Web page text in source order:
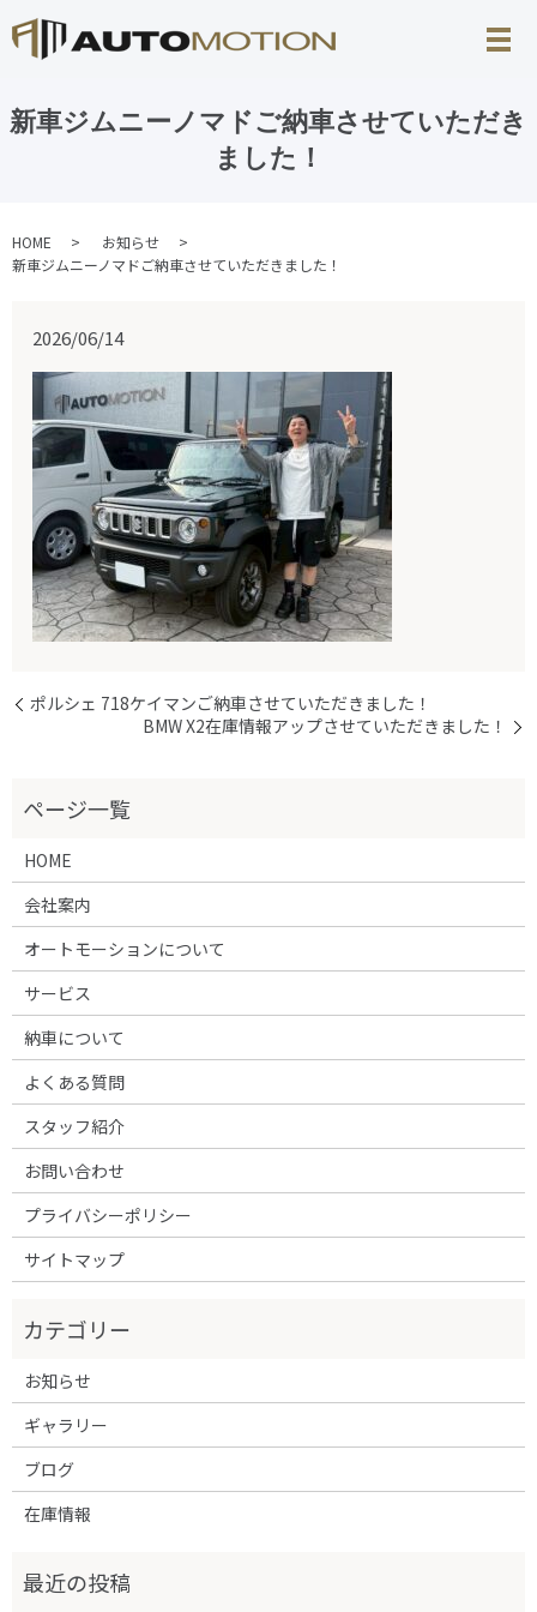
新車ジムニーノマドご納車させていただき
ました！
HOME
お知らせ
新車ジムニーノマドご納車させていただきました！
2026/06/14
ポルシェ 718ケイマンご納車させていただきました！
BMW X2在庫情報アップさせていただきました！
HOME
会社案内
オートモーションについて
サービス
納車について
よくある質問
スタッフ紹介
お問い合わせ
プライバシーポリシー
サイトマップ
お知らせ
ギャラリー
ブログ
在庫情報